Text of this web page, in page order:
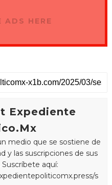
ADS HERE
Expediente
medio que se sostiene de
y las suscripciones de sus
aquí:
s